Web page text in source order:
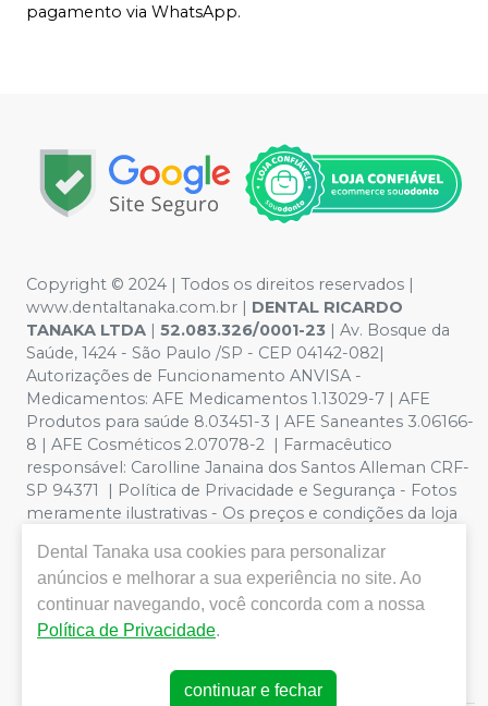
pagamento via WhatsApp.
Copyright © 2024 | Todos os direitos reservados |
www.dentaltanaka.com.br | DENTAL RICARDO
TANAKA LTDA | 52.083.326/0001-23 | Av. Bosque da
Saúde, 1424 - São Paulo /SP - CEP 04142-082|
Autorizações de Funcionamento ANVISA -
Medicamentos: AFE Medicamentos 1.13029-7 | AFE
Produtos para saúde 8.03451-3 | AFE Saneantes 3.06166-
8 | AFE Cosméticos 2.07078-2 | Farmacêutico
responsável: Carolline Janaina dos Santos Alleman CRF-
SP 94371
| Política de Privacidade e Segurança - Fotos
meramente ilustrativas - Os preços e condições da loja
divergência de preços no site, o valor válido é o do
Carrinho de Compra. Não vendemos por atacado por
isso nos reservamos o direito de não atender compras
de grandes volumes pelo site. Vendas somente para
ATIVO(Conselho Regional de Odontologia)
Dental Tanaka usa cookies para personalizar
anúncios e melhorar a sua experiência no site. Ao
continuar navegando, você concorda com a nossa
Política de Privacidade.
continuar e fechar